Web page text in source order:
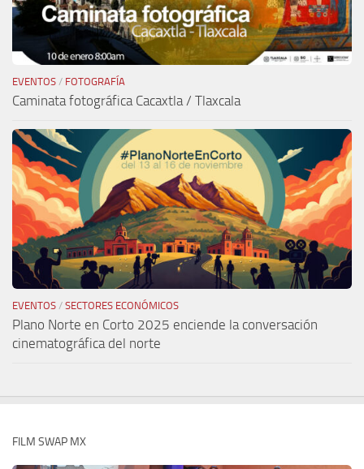
EVENTOS / FOTOGRAFÍA
Caminata fotográfica Cacaxtla / Tlaxcala
EVENTOS / SECTORES ECONÓMICOS
Plano Norte en Corto 2025 enciende la conversación
cinematográfica del norte
FILM SWAP MX